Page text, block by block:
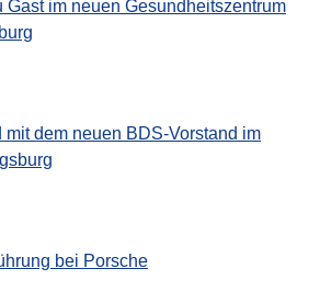
Gast im neuen Gesundheitszentrum
mit dem neuen BDS-Vorstand im
bei Porsche